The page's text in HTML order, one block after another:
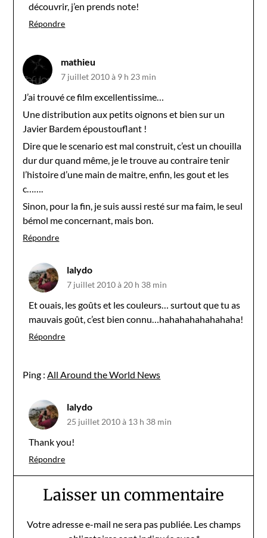
découvrir, j’en prends note!
Répondre
mathieu
7 juillet 2010 à 9 h 23 min
J’ai trouvé ce film excellentissime…
Une distribution aux petits oignons et bien sur un
Javier Bardem époustouflant !
Dire que le scenario est mal construit, c’est un chouilla
dur dur quand même, je le trouve au contraire tenir
l’histoire d’une main de maitre, enfin, les gout et les
c…….
Sinon, pour la fin, je suis aussi resté sur ma faim, le seul
bémol me concernant, mais bon.
Répondre
lalydo
7 juillet 2010 à 20 h 38 min
Et ouais, les goûts et les couleurs… surtout que tu as
mauvais goût, c’est bien connu…hahahahahahahaha!
Répondre
Ping :All Around the World News
lalydo
25 juillet 2010 à 13 h 38 min
Thank you!
Répondre
Laisser un commentaire
Votre adresse e-mail ne sera pas publiée. Les champs